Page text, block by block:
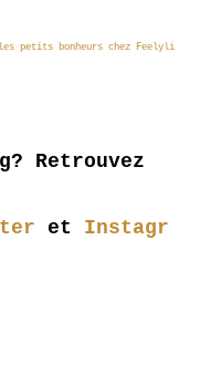
les petits bonheurs chez Feelyli
Retrouvez
et Instagr